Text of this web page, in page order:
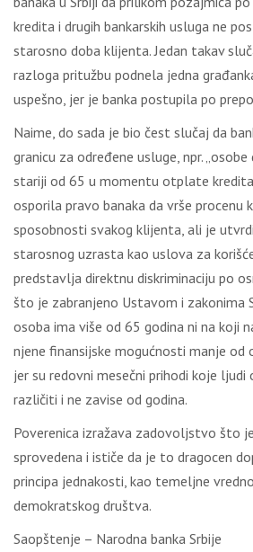
kredita i drugih bankarskih usluga ne
starosno doba klijenta. Jedan takav
razloga pritužbu podnela jedna
uspešno, jer je banka postupila po
Naime, do sada je bio čest slučaj da
granicu za određene usluge, npr. „osobe
stariji od 65 u momentu otplate
osporila pravo banaka da vrše procenu
sposobnosti svakog klijenta, ali je
starosnog uzrasta kao uslova za
predstavlja direktnu diskriminaciju po
što je zabranjeno Ustavom i zakonima
osoba ima više od 65 godina ni na koji
njene finansijske mogućnosti manje od
jer su redovni mesečni prihodi koje
različiti i ne zavise od godina.
Poverenica izražava zadovoljstvo što
sprovedena i ističe da je to dragocen
principa jednakosti, kao temeljne
demokratskog društva.
Saopštenje – Narodna banka Srbije